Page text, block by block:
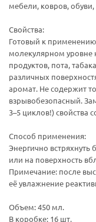
мебели, ковров,
Свойства:
Готовый к
молекулярном уровне
продуктов, пота,
различных
аромат. Не содержит
взрывобезопасный.
3–5 циклов!) свойства
Способ применения:
Энергично
или на поверхность
Примечание: после
её увлажнение
Объем: 450 мл.
В коробке: 16 шт.